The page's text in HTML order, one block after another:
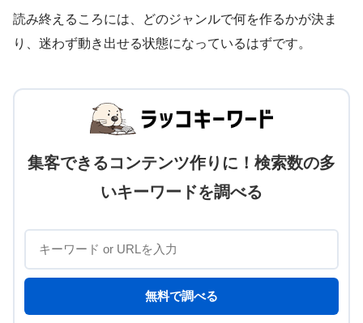
読み終えるころには、どのジャンルで何を作るかが決ま
り、迷わず動き出せる状態になっているはずです。
集客できるコンテンツ作りに！検索数の多
いキーワードを調べる
無料で調べる